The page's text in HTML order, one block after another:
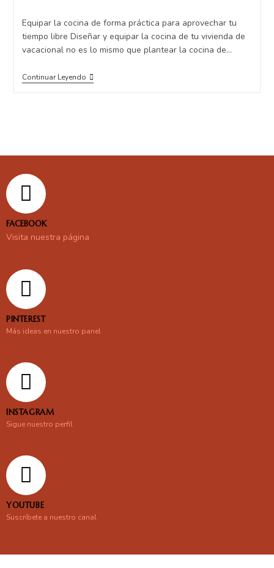
Equipar la cocina de forma práctica para aprovechar tu
tiempo libre Diseñar y equipar la cocina de tu vivienda de
vacacional no es lo mismo que plantear la cocina de…
Continuar Leyendo
FACEBOOK
Visita nuestra página
PINTEREST
Más ideas en nuestro panel
INSTAGRAM
Sigue nuestro perfil
YOUTUBE
Suscríbete a nuestro canal